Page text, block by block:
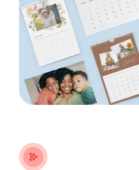
stars_plus